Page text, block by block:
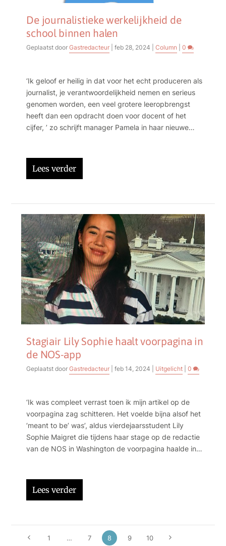
De journalistieke werkelijkheid de
school binnen halen
Geplaatst doorGastredacteur |feb 28, 2024 |Column |0
‘Ik geloof er heilig in dat voor het echt produceren als
journalist, je verantwoordelijkheid nemen en serieus
genomen worden, een veel grotere leeropbrengst
heeft dan een opdracht doen voor docent of het
cijfer, ’ zo schrijft manager Pamela in haar nieuwe
Lees verder
Stagiair Lily Sophie haalt voorpagina in
de NOS-app
Geplaatst doorGastredacteur |feb 14, 2024 Uitgelicht |0
‘Ik was compleet verrast toen ik mijn artikel op de
voorpagina zag schitteren. Het voelde bijna alsof het
‘meant to be’ was’, aldus vierdejaarsstudent Lily
Sophie Maigret die tijdens haar stage op de redactie
van de NOS in Washington de voorpagina haalde in
Lees verder
1 … 7 8 9 10